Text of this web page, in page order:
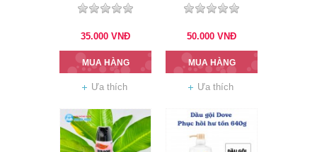
35.000 VNĐ
MUA HÀNG
Ưa thích
50.000 VNĐ
MUA HÀNG
Ưa thích